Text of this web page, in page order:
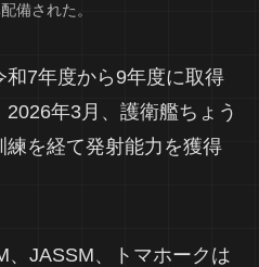
備された。
和7年度から9年度に取得
年3月、護衛艦ちょう
を経て発射能力を獲得
、JASSM、トマホークは